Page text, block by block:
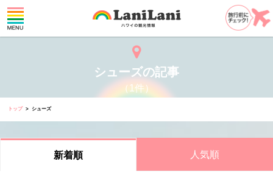
シューズの記事
（1件）
トップ シューズ
新着順 人気順